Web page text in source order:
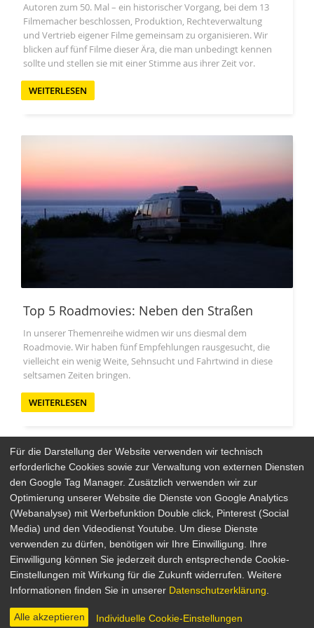
Autoren zum 50. Mal – ein historischer Vorgang, bei dem 13
Filmemacher beschlossen, Produktion, Rechteverwaltung
und Vertrieb eigener Filme gemeinsam zu organisieren. Wir
blicken auf fünf Filme dieser Ära, die man unbedingt kennen
sollte und stellen sie mit einer Stimme aus ihrer Zeit vor.
WEITERLESEN
Top 5 Roadmovies: Neben den Straßen
In unserer Themenreihe widmen wir uns diesmal dem
Roadmovie. Wir haben fünf Empfehlungen rausgesucht, die
vielleicht ein wenig Weite, Sehnsucht und Fahrtwind in diese
seltsamen Zeiten bringen.
WEITERLESEN
Arthaus Stores
Social Media
Detailsuche
Newsletter
Über Arthaus
Impressum
Datenschutz
AGB
© 2026 STUDIOCANAL GmbH
Für die Darstellung der Website verwenden wir technisch
erforderliche Cookies sowie zur Verwaltung von externen Diensten
den Google Tag Manager. Zusätzlich verwenden wir zur
Optimierung unserer Website die Dienste von Google Analytics
(Webanalyse) mit Werbefunktion Double click, Pinterest (Social
Media) und den Videodienst Youtube. Um diese Dienste
verwenden zu dürfen, benötigen wir Ihre Einwilligung. Ihre
Einwilligung können Sie jederzeit durch entsprechende Cookie-
Einstellungen mit Wirkung für die Zukunft widerrufen. Weitere
Informationen finden Sie in unserer Datenschutzerklärung
Alle akzeptieren Individuelle Cookie-Einstellungen